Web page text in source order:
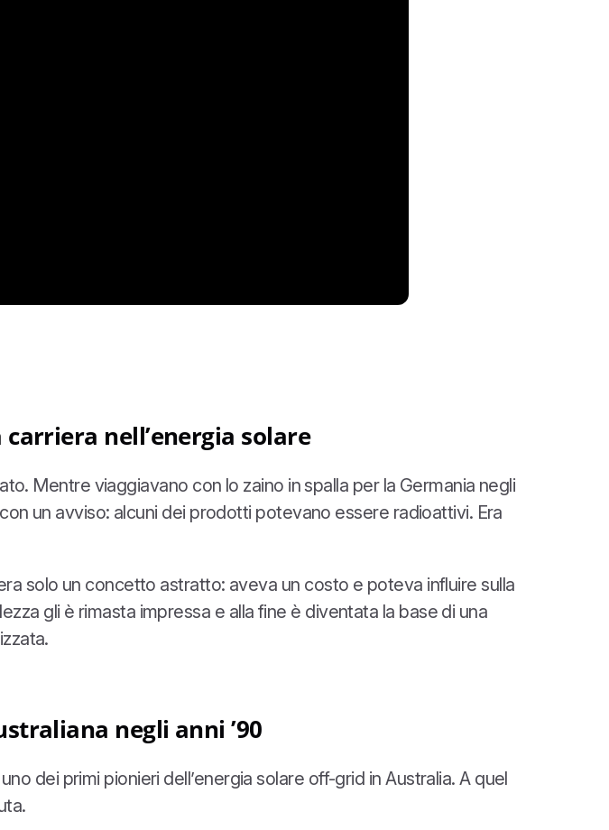
nell’energia solare
Mentre viaggiavano con lo zaino in spalla per la Germania negli
un avviso: alcuni dei prodotti potevano essere radioattivi. Era
solo un concetto astratto: aveva un costo e poteva influire sulla
gli è rimasta impressa e alla fine è diventata la base di una
negli anni ’90
dei primi pionieri dell’energia solare off-grid in Australia. A quel